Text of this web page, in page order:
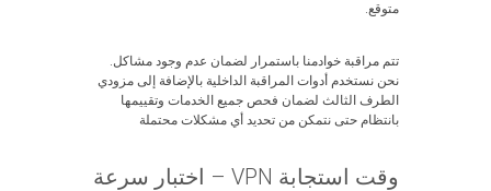
متوقع.
تتم مراقبة خوادمنا باستمرار لضمان عدم وجود مشاكل.
نحن نستخدم أدوات المراقبة الداخلية بالإضافة إلى مزودي
الطرف الثالث لضمان فحص جميع الخدمات وتقييمها
بانتظام حتى نتمكن من تحديد أي مشكلات محتملة
وقت استجابة VPN – اختبار سرعة